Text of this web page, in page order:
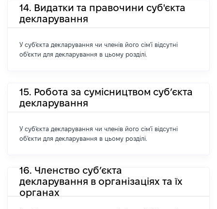
14. Видатки та правочини суб'єкта
декларування
У суб'єкта декларування чи членів його сім'ї відсутні
об'єкти для декларування в цьому розділі.
15. Робота за сумісництвом суб’єкта
декларування
У суб'єкта декларування чи членів його сім'ї відсутні
об'єкти для декларування в цьому розділі.
16. Членство суб’єкта
декларування в організаціях та їх
органах